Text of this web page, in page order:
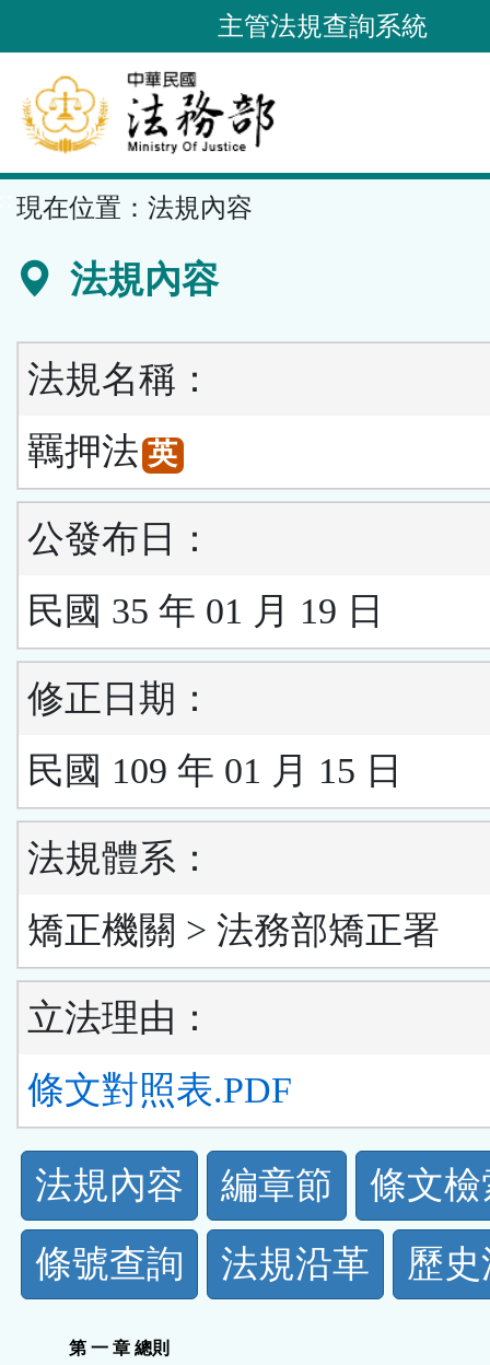
到
要
內
容
區
主管法規查詢系統
現在位置： 法規內容
法規內容
法規名稱：
羈押法 英
公發布日：
民國 35 年 01 月 19 日
修正日期：
民國 109 年 01 月 15 日
法規體系：
矯正機關 > 法務部矯正署
立法理由：
條文對照表.PDF
法
規
功
法規內容 編章節
條文檢
條號查詢
法規沿革 歷
第 一 章 總則